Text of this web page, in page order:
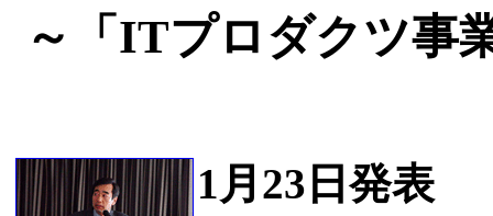
～「ITプロダクツ事
1月23日発表